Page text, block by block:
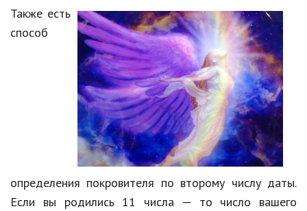
Также есть
способ
определения покровителя по второму числу даты.
Если вы родились 11 числа — то число вашего